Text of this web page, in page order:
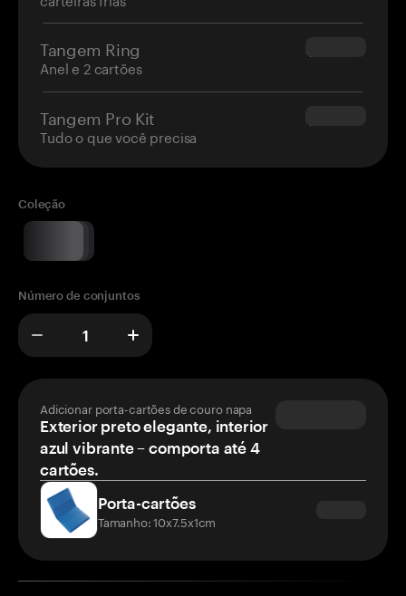
Tangem Ring
Anel e 2 cartões
$160.00
Tangem Pro Kit
Tudo o que você precisa
$180.00
Coleção
Número de conjuntos
Adicionar porta-cartões de couro napa
Exterior preto elegante, interior
azul vibrante – comporta até 4
cartões.
Porta-cartões
Tamanho: 10x7.5x1cm